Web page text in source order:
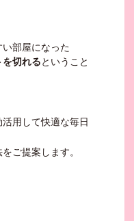
部屋になった
切れるということ
用して快適な毎日
ご提案します。